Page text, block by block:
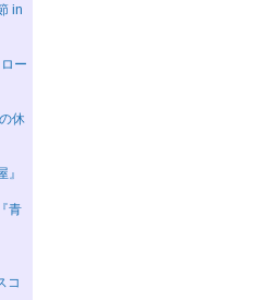
in
ー
休
青
コ